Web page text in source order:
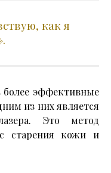
как я
более эффективные
из них является
Это метод
старения кожи и